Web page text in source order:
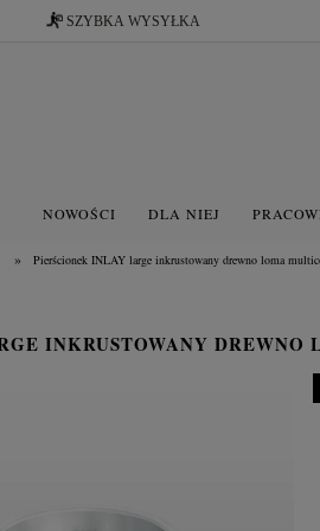
SZYBKA WYSYŁKA
NOWOŚCI DLA NIEJ
» Pierścionek INLAY large inkrustowany drewno loma
INKRUSTOWANY DREWNO